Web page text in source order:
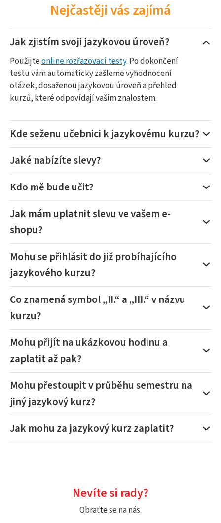
Nejčastěji vás zajímá
Jak zjistím svoji jazykovou úroveň?
Použijteonline rozřazovací testy. Po dokončení
testu vám automaticky zašleme vyhodnocení
otázek, dosaženou jazykovou úroveň a přehled
kurzů, které odpovídají vašim znalostem.
Kde seženu učebnici k jazykovému kurzu?
Jaké nabízíte slevy?
Kdo mě bude učit?
Jak mám uplatnit slevu ve vašem e-
shopu?
Mohu se přihlásit do již probíhajícího
jazykového kurzu?
Co znamená symbol „II.“ a „III.“ v názvu
kurzu?
Mohu přijít na ukázkovou hodinu a
zaplatit až pak?
Mohu přestoupit v průběhu semestru na
jiný jazykový kurz?
Jak mohu za jazykový kurz zaplatit?
Nevíte si rady?
Obraťte se na nás.